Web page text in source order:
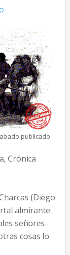
publicado
Crónica
(Diego
almirante
señores
cosas lo